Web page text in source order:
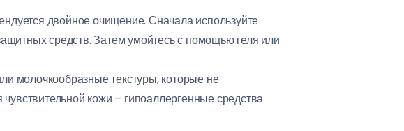
двойное очищение. Сначала используйте
средств. Затем умойтесь с помощью геля или
молочкообразные текстуры, которые не
кожи – гипоаллергенные средства